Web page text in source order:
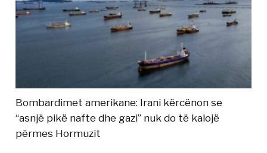
Bombardimet amerikane: Irani kërcënon se
“asnjë pikë nafte dhe gazi” nuk do të kalojë
përmes Hormuzit